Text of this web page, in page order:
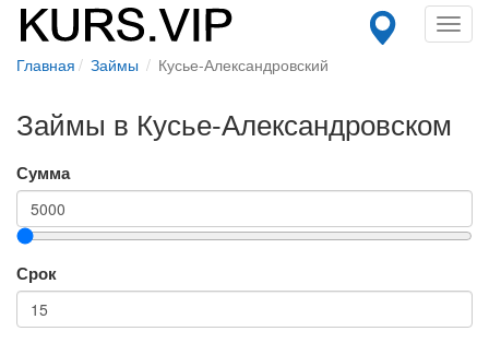
Главная Займы Кусье-Александровский
Займы в Кусье-Александровском
Сумма
Срок